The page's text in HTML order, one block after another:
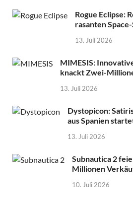
Rogue Eclipse:
rasanten
13. Juli 2026
MIMESIS:
knackt Zwei-
13. Juli 2026
Dystopicon:
aus Spanien
13. Juli 2026
Subnautica 2
Millionen
10. Juli 2026